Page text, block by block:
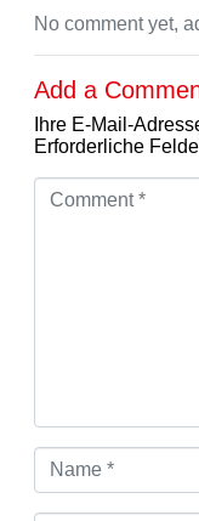
No comment yet,
Add a
Ihre E-Mail-
Erforderliche
C
N
m